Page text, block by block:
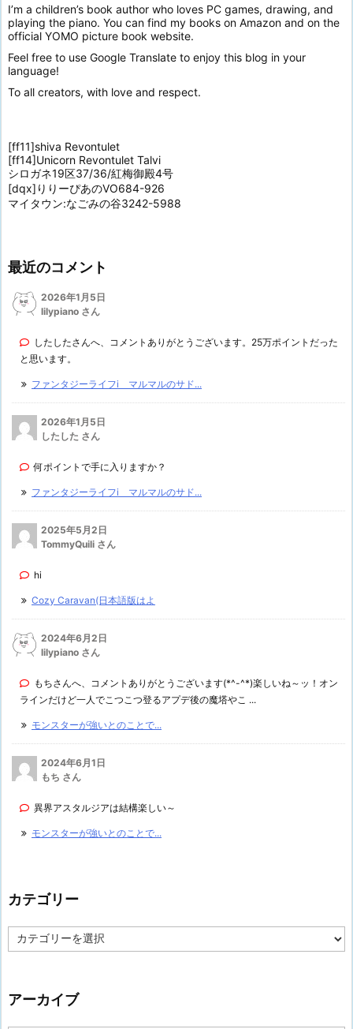
I’m a children’s book author who loves PC games, drawing, and
playing the piano. You can find my books on Amazon and on the
official YOMO picture book website.
Feel free to use Google Translate to enjoy this blog in your
language!
To all creators, with love and respect.
[ff11]shiva Revontulet
[ff14]Unicorn Revontulet Talvi
シロガネ19区37/36/紅梅御殿4号
[dqx]りりーぴあのVO684-926
マイタウン:なごみの谷3242-5988
最近のコメント
2026年1月5日
lilypiano さん
したしたさんへ、コメントありがとうございます。25万ポイントだった
と思います。
ファンタジーライフi マルマルのサド...
2026年1月5日
したした さん
何ポイントで手に入りますか？
ファンタジーライフi マルマルのサド...
2025年5月2日
TommyQuili さん
hi
Cozy Caravan(日本語版はよ
2024年6月2日
lilypiano さん
もちさんへ、コメントありがとうございます(*^-^*)楽しいね～ッ！オン
ラインだけど一人でこつこつ登るアプデ後の魔塔やこ ...
モンスターが強いとのことで...
2024年6月1日
もち さん
異界アスタルジアは結構楽しい～
モンスターが強いとのことで...
カテゴリー
テ
ー
アーカイブ